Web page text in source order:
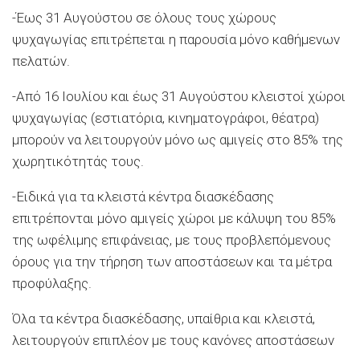
-Έως 31 Αυγούστου σε όλους τους χώρους
ψυχαγωγίας επιτρέπεται η παρουσία μόνο καθήμενων
πελατών.
-Από 16 Ιουλίου και έως 31 Αυγούστου κλειστοί χώροι
ψυχαγωγίας (εστιατόρια, κινηματογράφοι, θέατρα)
μπορούν να λειτουργούν μόνο ως αμιγείς στο 85% της
χωρητικότητάς τους.
-Ειδικά για τα κλειστά κέντρα διασκέδασης
επιτρέπονται μόνο αμιγείς χώροι με κάλυψη του 85%
της ωφέλιμης επιφάνειας, με τους προβλεπόμενους
όρους για την τήρηση των αποστάσεων και τα μέτρα
προφύλαξης.
Όλα τα κέντρα διασκέδασης, υπαίθρια και κλειστά,
λειτουργούν επιπλέον με τους κανόνες αποστάσεων